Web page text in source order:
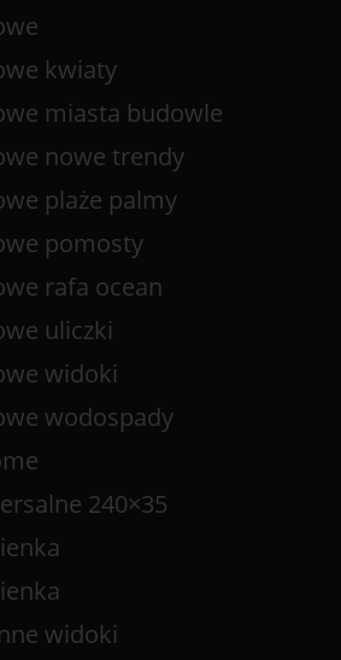
kwiaty
miasta budowle
nowe trendy
plaże palmy
pomosty
rafa ocean
uliczki
widoki
wodospady
240×35
widoki